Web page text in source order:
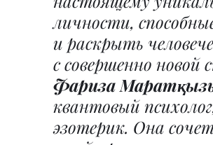
личности,
и раскрыть
с совершенно новой
Фариза
квантовый
эзотерик. Она